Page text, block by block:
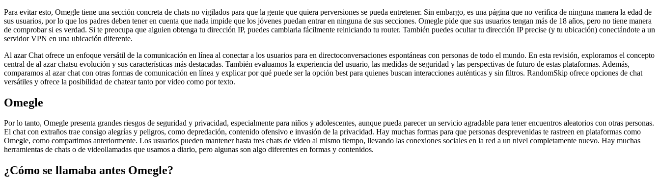
Para evitar esto, Omegle tiene una sección concreta de chats no vigilados para que la gente que quiera perversiones se pueda entretener. Sin embargo, es una página que no verifica de ninguna manera la edad de
sus usuarios, por lo que los padres deben tener en cuenta que nada impide que los jóvenes puedan entrar en ninguna de sus secciones. Omegle pide que sus usuarios tengan más de 18 años, pero no tiene manera
de comprobar si es verdad. Si te preocupa que alguien obtenga tu dirección IP, puedes cambiarla fácilmente reiniciando tu router. También puedes ocultar tu dirección IP precise (y tu ubicación) conectándote a un
servidor VPN en una ubicación diferente.
Al azar Chat ofrece un enfoque versátil de la comunicación en línea al conectar a los usuarios para en directoconversaciones espontáneas con personas de todo el mundo. En esta revisión, exploramos el concepto
central de al azar chatsu evolución y sus características más destacadas. También evaluamos la experiencia del usuario, las medidas de seguridad y las perspectivas de futuro de estas plataformas. Además,
comparamos al azar chat con otras formas de comunicación en línea y explicar por qué puede ser la opción best para quienes buscan interacciones auténticas y sin filtros. RandomSkip ofrece opciones de chat
versátiles y ofrece la posibilidad de chatear tanto por video como por texto.
Omegle
Por lo tanto, Omegle presenta grandes riesgos de seguridad y privacidad, especialmente para niños y adolescentes, aunque pueda parecer un servicio agradable para tener encuentros aleatorios con otras personas.
El chat con extraños trae consigo alegrías y peligros, como depredación, contenido ofensivo e invasión de la privacidad. Hay muchas formas para que personas desprevenidas te rastreen en plataformas como
Omegle, como compartimos anteriormente. Los usuarios pueden mantener hasta tres chats de video al mismo tiempo, llevando las conexiones sociales en la red a un nivel completamente nuevo. Hay muchas
herramientas de chats o de videollamadas que usamos a diario, pero algunas son algo diferentes en formas y contenidos.
¿Cómo se llamaba antes Omegle?